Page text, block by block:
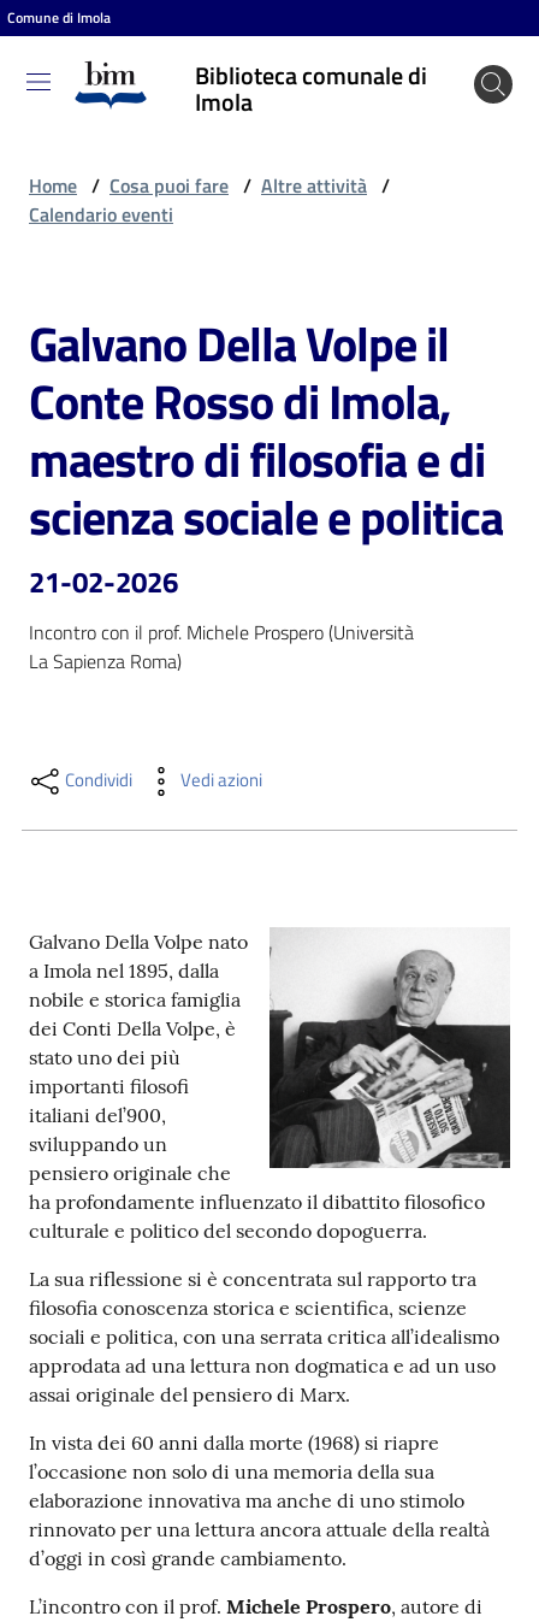
Vai al contenuto
Vai alla navigazione
Vai al footer
Comune di Imola
Biblioteca comunale di
Imola
Biblioteca
comunale
Cosa
puoi
fare
Scopri
contenuti
Risorse
Archivio
storico
Decentrate
Patto
per
la
lettura
Seguici
su
Home / Cosa puoi fare / Altre attività /
Calendario eventi
Salta al contenuto
Galvano Della Volpe il
Conte Rosso di Imola,
maestro di filosofia e di
scienza sociale e politica
21-02-2026
Incontro con il prof. Michele Prospero (Università
La Sapienza Roma)
Condividi Vedi azioni
Galvano Della Volpe nato
a Imola nel 1895, dalla
nobile e storica famiglia
dei Conti Della Volpe, è
stato uno dei più
importanti filosofi
italiani del’900,
sviluppando un
pensiero originale che
ha profondamente influenzato il dibattito filosofico
culturale e politico del secondo dopoguerra.
La sua riflessione si è concentrata sul rapporto tra
filosofia conoscenza storica e scientifica, scienze
sociali e politica, con una serrata critica all’idealismo
approdata ad una lettura non dogmatica e ad un uso
assai originale del pensiero di Marx.
In vista dei 60 anni dalla morte (1968) si riapre
l’occasione non solo di una memoria della sua
elaborazione innovativa ma anche di uno stimolo
rinnovato per una lettura ancora attuale della realtà
d’oggi in così grande cambiamento.
L’incontro con il prof. Michele Prospero, autore di